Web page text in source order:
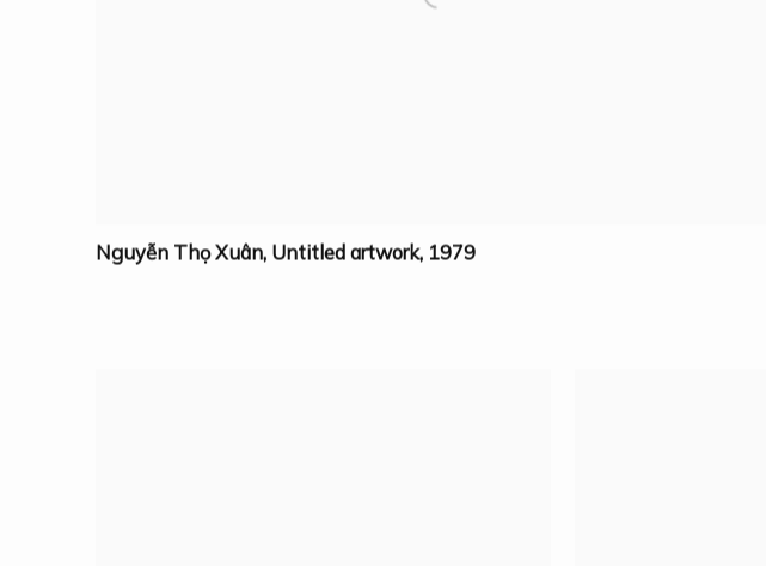
Nguyễn Thọ Xuân, Untitled artwork, 1979